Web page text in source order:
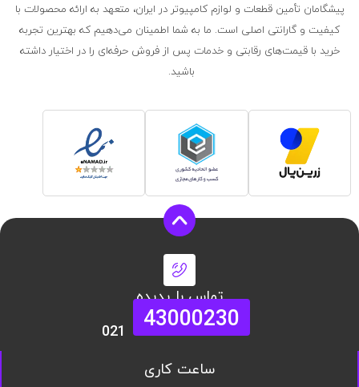
پیشگامان تأمین قطعات و لوازم کامپیوتر در ایران، متعهد به ارائه محصولات با
کیفیت و گارانتی اصلی است. ما به شما اطمینان می‌دهیم که بهترین تجربه
خرید با قیمت‌های رقابتی و خدمات پس از فروش حرفه‌ای را در اختیار داشته
باشید.
تماس با پدیده
43000230
021
ساعت کاری